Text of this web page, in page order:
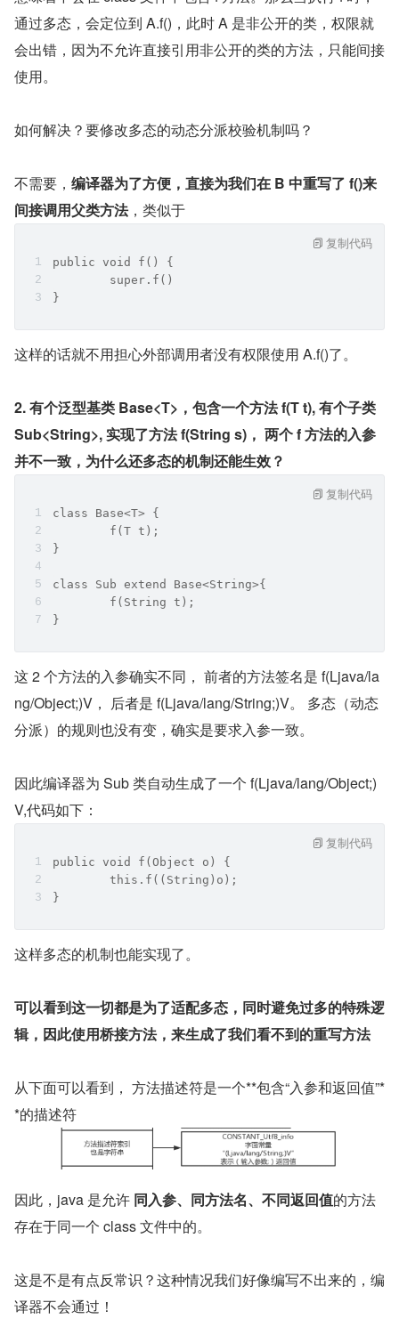
通过多态，会定位到 A.f()，此时 A 是非公开的类，权限就
会出错，因为不允许直接引用非公开的类的方法，只能间接
使用。
如何解决？要修改多态的动态分派校验机制吗？
不需要， 编译器为了方便，直接为我们在 B 中重写了 f()来
间接调用父类方法，类似于
public void f() {
	super.f()
}
复制代码
这样的话就不用担心外部调用者没有权限使用 A.f()了。
2. 有个泛型基类 Base<T>，包含一个方法 f(T t), 有个子类
Sub<String>, 实现了方法 f(String s)， 两个 f 方法的入参
并不一致，为什么还多态的机制还能生效？
class Base<T> {
	f(T t);
}
class Sub extend Base<String>{
	f(String t);
}
复制代码
这 2 个方法的入参确实不同， 前者的方法签名是 f(Ljava/la
ng/Object;)V， 后者是 f(Ljava/lang/String;)V。 多态（动态
分派）的规则也没有变，确实是要求入参一致。
因此编译器为 Sub 类自动生成了一个 f(Ljava/lang/Object;)
V,代码如下：
public void f(Object o) {
	this.f((String)o);
}
复制代码
这样多态的机制也能实现了。
可以看到这一切都是为了适配多态，同时避免过多的特殊逻
辑，因此使用桥接方法，来生成了我们看不到的重写方法
从下面可以看到， 方法描述符是一个**包含“入参和返回值”*
*的描述符
因此，java 是允许 同入参、同方法名、不同返回值的方法
存在于同一个 class 文件中的。
这是不是有点反常识？这种情况我们好像编写不出来的，编
译器不会通过！